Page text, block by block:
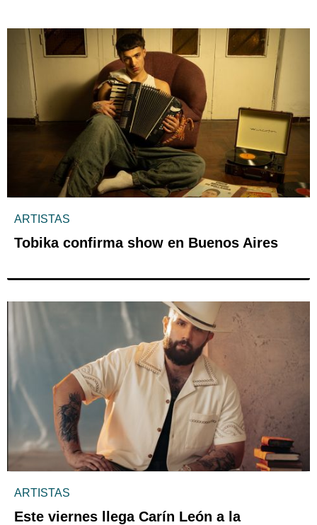
ARTISTAS
Tobika confirma show en Buenos Aires
ARTISTAS
Este viernes llega Carín León a la